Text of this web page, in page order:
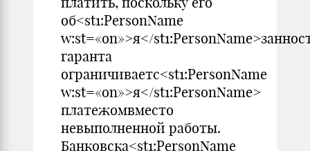
об<st1:PersonName
w:st=«on»>я</
гаранта
ограничиваетс<st1:PersonName
w:st=«on»>я</st1:PersonName>
платежомвместо
невыполненной работы.
Банковска<st1:PersonName